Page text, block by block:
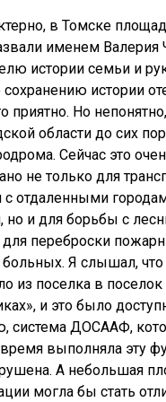
в Томске
именем Валерия
истории семьи и
сохранению истории
приятно. Но
области до сих
Сейчас это
не только для
с отдаленными
но и для борьбы с
переброски
больных. Я слышал,
из поселка в поселок
и это было
система ДОСААФ,
время выполняла эту
А небольшая
могла бы стать